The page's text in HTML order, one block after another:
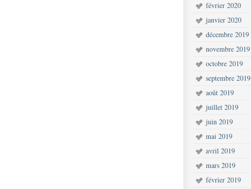
février 2020
janvier 2020
décembre 2019
novembre 2019
octobre 2019
septembre 2019
août 2019
juillet 2019
juin 2019
mai 2019
avril 2019
mars 2019
février 2019